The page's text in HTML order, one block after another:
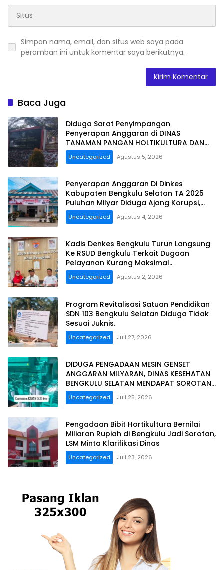
Simpan nama, email, dan situs web saya pada
peramban ini untuk komentar saya berikutnya.
Baca Juga
Diduga Sarat Penyimpangan
Penyerapan Anggaran di DINAS
TANAMAN PANGAN HOLTIKULTURA DAN
PERKEBUNAN PROVINSI BENGKULU Tahun
Anggaran 2025 Resmi Dilaporkan
Uncategorized Agustus 5, 2026
Penyerapan Anggaran Di Dinkes
Kabupaten Bengkulu Selatan TA 2025
Puluhan Milyar Diduga Ajang Korupsi,
Dan Segera Dilaporkan.
Uncategorized Agustus 4, 2026
Kadis Denkes Bengkulu Turun Langsung
Ke RSUD Bengkulu Terkait Dugaan
Pelayanan Kurang Maksimal..
Uncategorized Agustus 2, 2026
Program Revitalisasi Satuan Pendidikan
SDN 103 Bengkulu Selatan Diduga Tidak
Sesuai Juknis.
Uncategorized Juli 27, 2026
DIDUGA PENGADAAN MESIN GENSET
ANGGARAN MILYARAN, DINAS KESEHATAN
BENGKULU SELATAN MENDAPAT SOROTAN
MASYARAKAT RELASI PUBLIK.
Uncategorized Juli 25, 2026
Pengadaan Bibit Hortikultura Bernilai
Miliaran Rupiah di Bengkulu Jadi Sorotan,
LSM Minta Klarifikasi Dinas
Uncategorized Juli 23, 2026